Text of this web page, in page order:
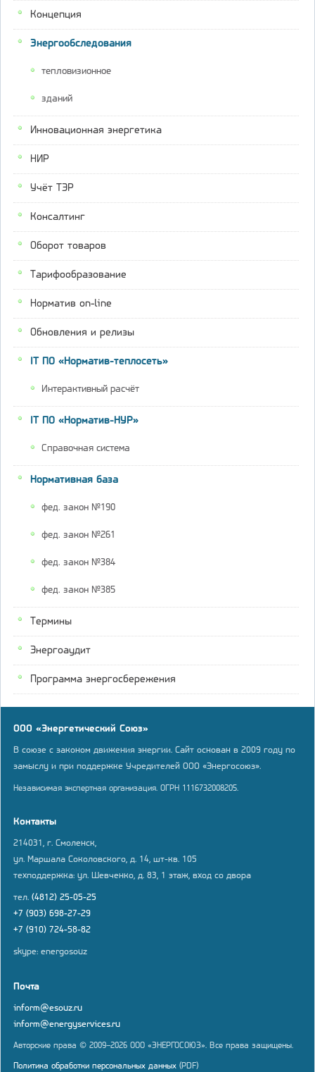
Концепция
Энергообследования
тепловизионное
зданий
Инновационная энергетика
НИР
Учёт ТЭР
Консалтинг
Оборот товаров
Тарифообразование
Норматив on-line
Обновления и релизы
IT ПО «Норматив-теплосеть»
Интерактивный расчёт
IT ПО «Норматив-НУР»
Справочная система
Нормативная база
фед. закон №190
фед. закон №261
фед. закон №384
фед. закон №385
Термины
Энергоаудит
Программа энергосбережения
ООО «Энергетический Союз»
В союзе с законом движения энергии. Сайт основан в 2009 году по
замыслу и при поддержке Учредителей ООО «Энергосоюз».
Независимая экспертная организация. ОГРН 1116732008205.
Контакты
214031, г. Смоленск,
ул. Маршала Соколовского, д. 14, шт-кв. 105
техподдержка: ул. Шевченко, д. 83, 1 этаж, вход со двора
тел. (4812) 25-05-25
+7 (903) 698-27-29
+7 (910) 724-58-82
skype: energosouz
Почта
inform@esouz.ru
inform@energyservices.ru
Авторские права © 2009–2026 ООО «ЭНЕРГОСОЮЗ». Все права защищены.
Политика обработки персональных данных (PDF)